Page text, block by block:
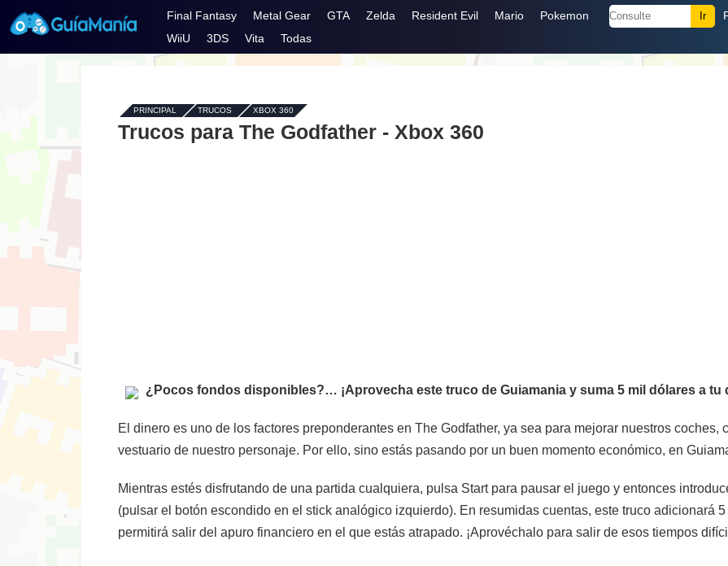
Final Fantasy Metal Gear GTA Zelda Resident Evil Mario Pokemon
WiiU
3DS Vita Todas
PRINCIPAL - TRUCOS- XBOX 360
Trucos para The Godfather - Xbox 360
¿Pocos fondos disponibles?… ¡Aprovecha este truco de Guiamania y suma 5 mil dólares a tu
El dinero es uno de los factores preponderantes en The Godfather, ya sea para mejorar nuestros coches,
vestuario de nuestro personaje. Por ello, sino estás pasando por un buen momento económico, en
Mientras estés disfrutando de una partida cualquiera, pulsa Start para pausar el juego y entonces
(pulsar el botón escondido en el stick analógico izquierdo). En resumidas cuentas, este truco adicionará
permitirá salir del apuro financiero en el que estás atrapado. ¡Aprovéchalo para salir de esos tiempos